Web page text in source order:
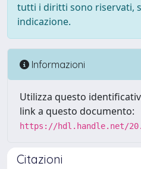
tutti i diritti sono riservati,
indicazione.
Informazioni
Utilizza questo
link a questo documento:
https://hdl.handle.net/
Citazioni